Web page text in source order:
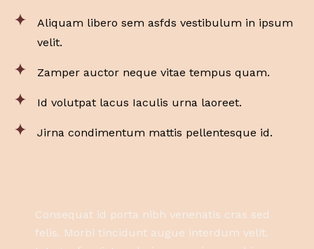
Aliquam libero sem asfds vestibulum in ipsum
velit.
Zamper auctor neque vitae tempus quam.
Id volutpat lacus Iaculis urna laoreet.
Jirna condimentum mattis pellentesque id.
Consequat id porta nibh venenatis cras sed
felis. Morbi tincidunt augue interdum velit.